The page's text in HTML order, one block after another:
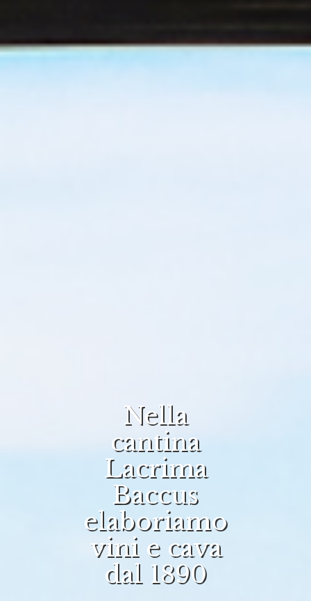
Nella
cantina
Lacrima
Baccus
elaboriamo
vini e cava
dal 1890